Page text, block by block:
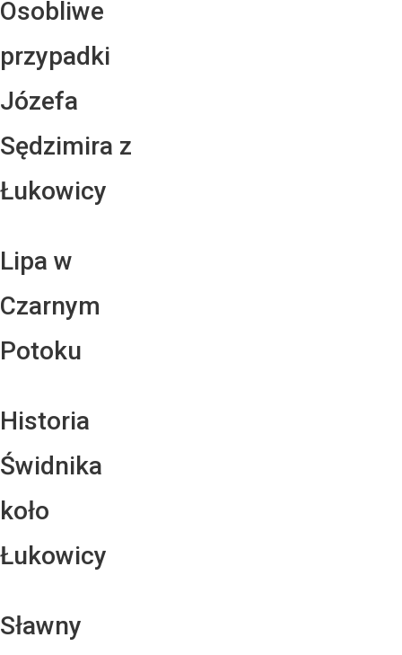
Osobliwe
przypadki
Józefa
Sędzimira z
Łukowicy
Lipa w
Czarnym
Potoku
Historia
Świdnika
koło
Łukowicy
Sławny